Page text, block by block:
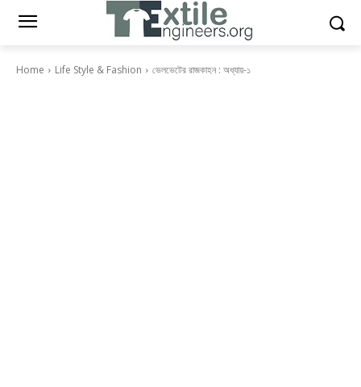
Home Life Style & Fashion ভেলভেটের রাজকাহন : অধ্যায়-১